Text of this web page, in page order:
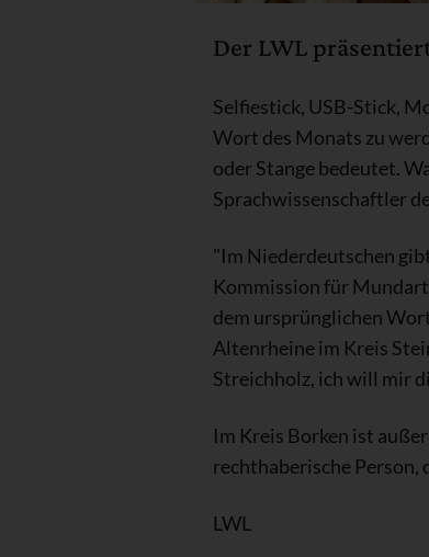
Der LWL
Selfiestick, USB-Stick,
Wort des Monats zu
oder Stange bedeutet.
Sprachwissenschaftler
"Im Niederdeutschen
Kommission für
dem ursprünglichen
Altenrheine im Kreis
Streichholz, ich will mir
Im Kreis Borken ist
rechthaberische Person,
LWL